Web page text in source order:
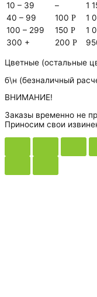
10 – 39
– 1
40 – 99 100 Р 1
100 – 299 150 Р 1
300 + 200 Р
Цветные (остальные
б\н (безналичный
ВНИМАНИЕ!
Заказы временно не
Приносим свои